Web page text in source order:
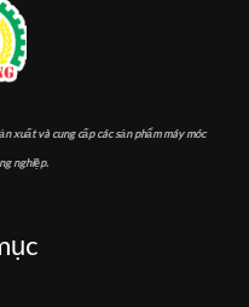
xuất và cung cấp các sản phẩm máy móc
nghiệp.